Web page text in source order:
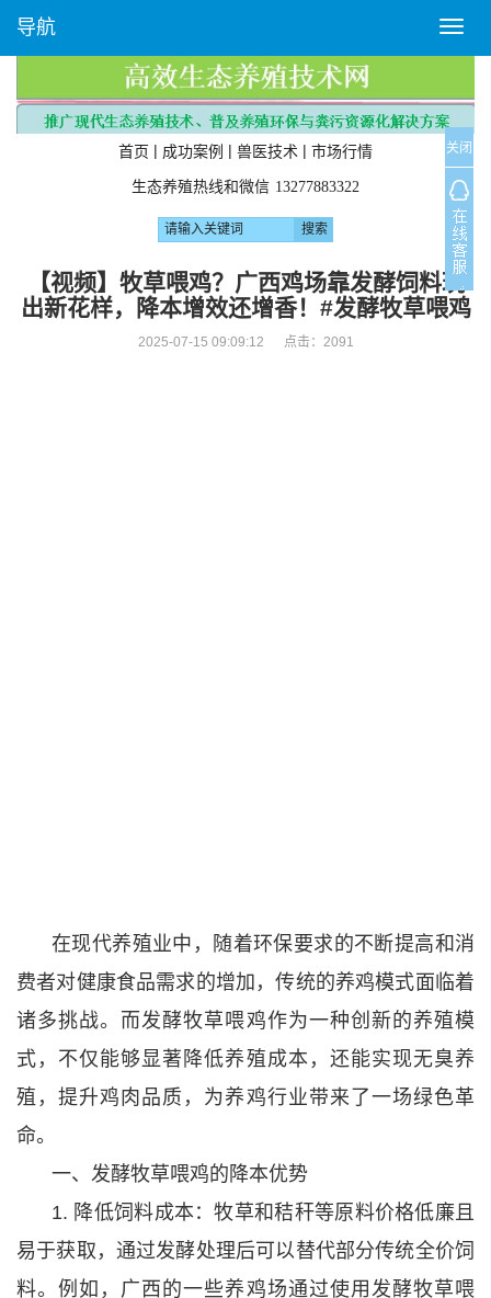
T
o
g
l
e
n
a
v
i
g
a
t
导航
首页 | 成功案例 | 兽医技术 | 市场行情
生态养殖热线和微信 13277883322
【视频】牧草喂鸡？广西鸡场靠发酵饲料玩
出新花样，降本增效还增香！#发酵牧草喂鸡
2025-07-15 09:09:12 点击： 2091
在现代养殖业中，随着环保要求的不断提高和消
费者对健康食品需求的增加，传统的养鸡模式面临着
诸多挑战。而发酵牧草喂鸡作为一种创新的养殖模
式，不仅能够显著降低养殖成本，还能实现无臭养
殖，提升鸡肉品质，为养鸡行业带来了一场绿色革
命。
一、发酵牧草喂鸡的降本优势
1. 降低饲料成本：牧草和秸秆等原料价格低廉且
易于获取，通过发酵处理后可以替代部分传统全价饲
料。例如，广西的一些养鸡场通过使用发酵牧草喂
关闭